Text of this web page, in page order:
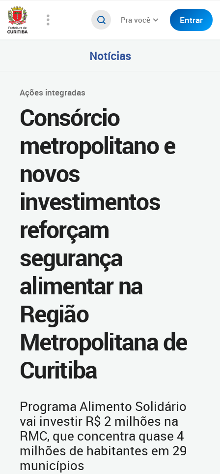
Pra você Entrar
Notícias
Ações integradas
Consórcio
metropolitano e
novos
investimentos
reforçam
segurança
alimentar na
Região
Metropolitana de
Curitiba
Programa Alimento Solidário
vai investir R$ 2 milhões na
RMC, que concentra quase 4
milhões de habitantes em 29
municípios